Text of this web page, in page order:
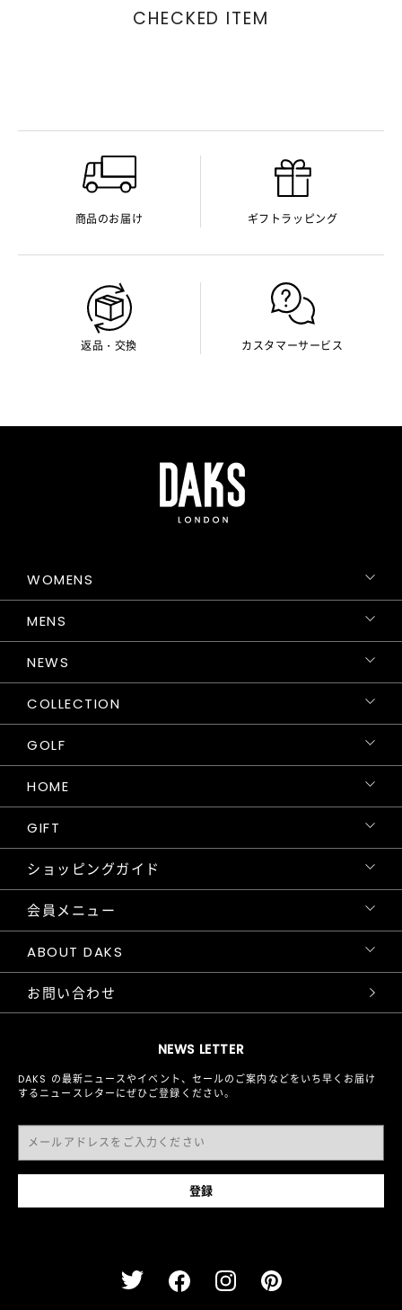
CHECKED ITEM
商品のお届け ギフトラッピング
返品・交換 カスタマーサービス
NEWS LETTER
DAKS の最新ニュースやイベント、セールのご案内などをいち早くお届け
するニュースレターにぜひご登録ください。
WOMENS
MENS
NEWS
COLLECTION
GOLF
HOME
GIFT
ショッピングガイド
会員メニュー
ABOUT DAKS
お問い合わせ